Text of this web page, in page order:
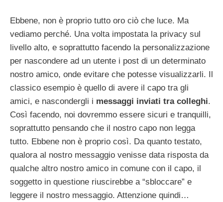
Ebbene, non è proprio tutto oro ciò che luce. Ma
vediamo perché. Una volta impostata la privacy sul
livello alto, e soprattutto facendo la personalizzazione
per nascondere ad un utente i post di un determinato
nostro amico, onde evitare che potesse visualizzarli. Il
classico esempio è quello di avere il capo tra gli
amici, e nascondergli i messaggi inviati tra colleghi.
Così facendo, noi dovremmo essere sicuri e tranquilli,
soprattutto pensando che il nostro capo non legga
tutto. Ebbene non è proprio così. Da quanto testato,
qualora al nostro messaggio venisse data risposta da
qualche altro nostro amico in comune con il capo, il
soggetto in questione riuscirebbe a “sbloccare” e
leggere il nostro messaggio. Attenzione quindi…